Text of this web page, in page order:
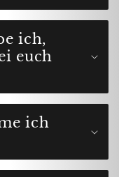
ich,
euch
ich